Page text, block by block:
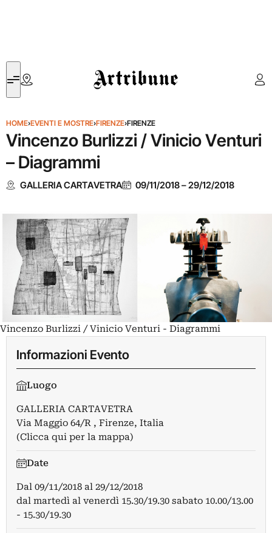
Artribune
HOME›EVENTI E MOSTRE›FIRENZE›FIRENZE
Vincenzo Burlizzi / Vinicio Venturi
– Diagrammi
GALLERIA CARTAVETRA 09/11/2018–29/12/2018
Vincenzo Burlizzi / Vinicio Venturi - Diagrammi
Informazioni Evento
Luogo
GALLERIA CARTAVETRA
Via Maggio 64/R , Firenze, Italia
(Clicca qui per la mappa)
Date
Dal 09/11/2018 al 29/12/2018
dal martedì al venerdì 15.30/19.30 sabato 10.00/13.00
- 15.30/19.30